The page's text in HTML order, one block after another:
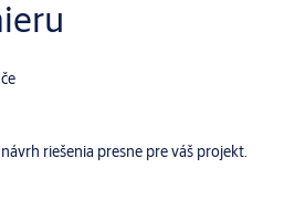
Dverné vybavenie
riešenia presne pre váš projekt.